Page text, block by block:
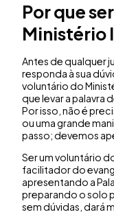
Por que
Ministério
Antes de qualquer
responda à sua
voluntário do
que levar a palavra
Por isso, não é
ou uma grande
passo; devemos
Ser um voluntário
facilitador do
apresentando a
preparando o solo
sem dúvidas, dará